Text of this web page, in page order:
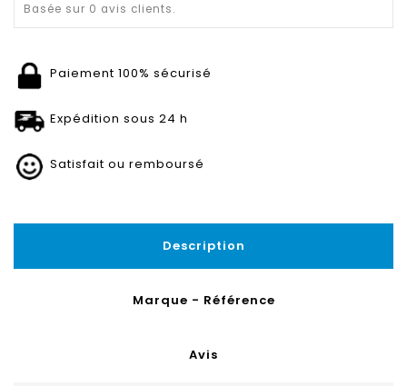
Basée sur 0 avis clients.
Paiement 100% sécurisé
Expédition sous 24 h
Satisfait ou remboursé
Description
Marque - Référence
Avis